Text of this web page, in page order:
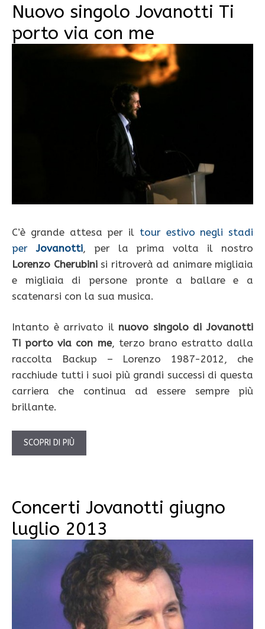
Nuovo singolo Jovanotti Ti
porto via con me
C’è grande attesa per il tour estivo negli stadi
perJovanotti, per la prima volta il nostro
Lorenzo Cherubinisi ritroverà ad animare migliaia
e migliaia di persone pronte a ballare e a
scatenarsi con la sua musica.
Intanto è arrivato il nuovo singolo di Jovanotti
Ti porto via con me, terzo brano estratto dalla
raccolta Backup – Lorenzo 1987-2012, che
racchiude tutti i suoi più grandi successi di questa
carriera che continua ad essere sempre più
brillante.
SCOPRI DI PIÙ
Concerti Jovanotti giugno
luglio 2013